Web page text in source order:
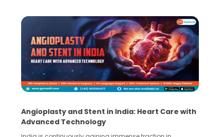
5 Essential Steps for Effective Human Sperm
Collection and Processing Methods